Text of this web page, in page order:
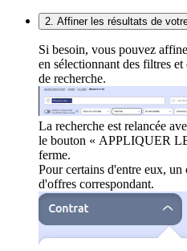
2. Affiner les résultats de
Si besoin, vous pouvez
en sélectionnant des filtres et
de recherche.
La recherche est relancée
le bouton « APPLIQUER
ferme.
Pour certains d'entre eux,
d'offres correspondant.